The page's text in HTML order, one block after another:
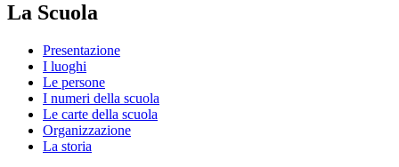
La Scuola
Presentazione
I luoghi
Le persone
I numeri della scuola
Le carte della scuola
Organizzazione
La storia